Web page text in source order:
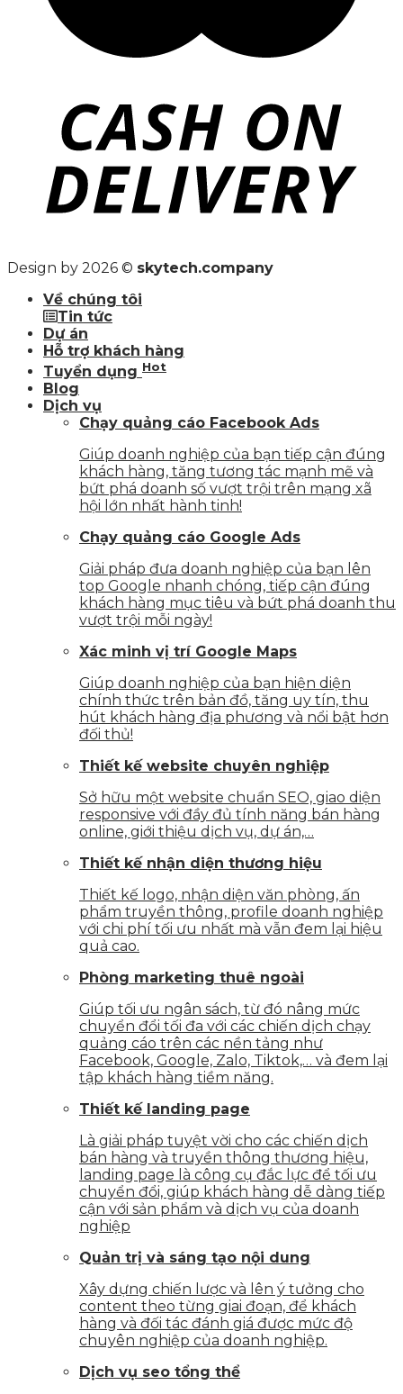
Design by 2026 © skytech.company
Về chúng tôi
Tin tức
Dự án
Hỗ trợ khách hàng
Tuyển dụng Hot
Blog
Dịch vụ
Chạy quảng cáo Facebook Ads
Giúp doanh nghiệp của bạn tiếp cận đúng
khách hàng, tăng tương tác mạnh mẽ và
bứt phá doanh số vượt trội trên mạng xã
hội lớn nhất hành tinh!
Chạy quảng cáo Google Ads
Giải pháp đưa doanh nghiệp của bạn lên
top Google nhanh chóng, tiếp cận đúng
khách hàng mục tiêu và bứt phá doanh thu
vượt trội mỗi ngày!
Xác minh vị trí Google Maps
Giúp doanh nghiệp của bạn hiện diện
chính thức trên bản đồ, tăng uy tín, thu
hút khách hàng địa phương và nổi bật hơn
đối thủ!
Thiết kế website chuyên nghiệp
Sở hữu một website chuẩn SEO, giao diện
responsive với đầy đủ tính năng bán hàng
online, giới thiệu dịch vụ, dự án,…
Thiết kế nhận diện thương hiệu
Thiết kế logo, nhận diện văn phòng, ấn
phẩm truyền thông, profile doanh nghiệp
với chi phí tối ưu nhất mà vẫn đem lại hiệu
quả cao.
Phòng marketing thuê ngoài
Giúp tối ưu ngân sách, từ đó nâng mức
chuyển đổi tối đa với các chiến dịch chạy
quảng cáo trên các nền tảng như
Facebook, Google, Zalo, Tiktok,… và đem lại
tập khách hàng tiềm năng.
Thiết kế landing page
Là giải pháp tuyệt vời cho các chiến dịch
bán hàng và truyền thông thương hiệu,
landing page là công cụ đắc lực để tối ưu
chuyển đổi, giúp khách hàng dễ dàng tiếp
cận với sản phẩm và dịch vụ của doanh
nghiệp
Quản trị và sáng tạo nội dung
Xây dựng chiến lược và lên ý tưởng cho
content theo từng giai đoạn, để khách
hàng và đối tác đánh giá được mức độ
chuyên nghiệp của doanh nghiệp.
Dịch vụ seo tổng thể